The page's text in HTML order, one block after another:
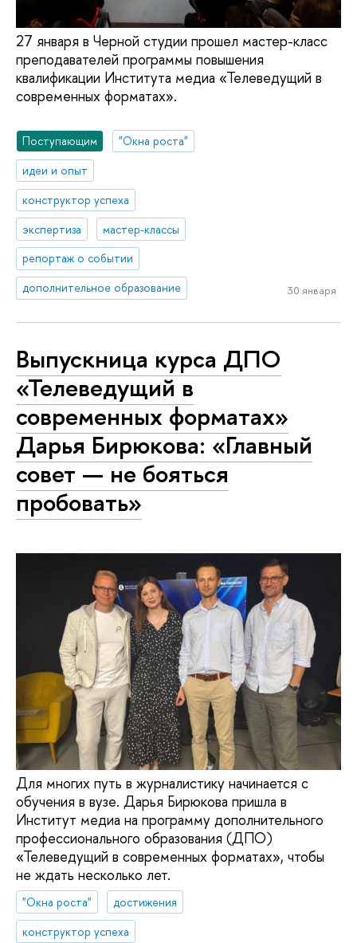
27 января в Черной студии прошел мастер-класс
преподавателей программы повышения
квалификации Института медиа «Телеведущий в
современных форматах».
Поступающим
"Окна роста"
идеи и опыт
конструктор успеха
экспертиза
мастер-классы
репортаж о событии
дополнительное образование
30 января
Выпускница курса ДПО
«Телеведущий в
современных форматах»
Дарья Бирюкова: «Главный
совет — не бояться
пробовать»
Для многих путь в журналистику начинается с
обучения в вузе. Дарья Бирюкова пришла в
Институт медиа на программу дополнительного
профессионального образования (ДПО)
«Телеведущий в современных форматах», чтобы
не ждать несколько лет.
"Окна роста"
достижения
конструктор успеха